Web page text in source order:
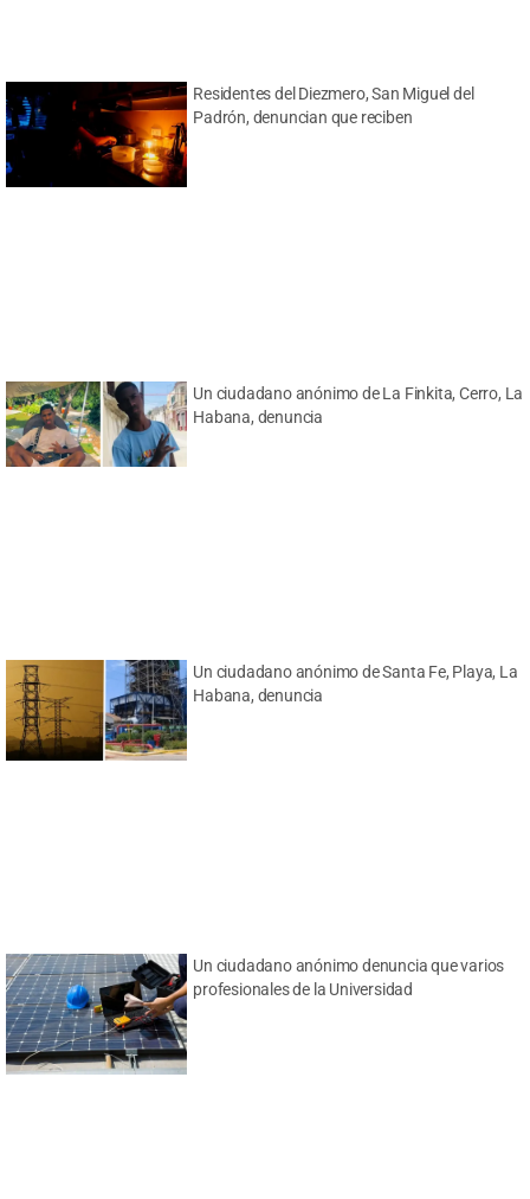
Residentes del Diezmero, San Miguel del
Padrón, denuncian que reciben
Un ciudadano anónimo de La Finkita, Cerro, La
Habana, denuncia
Un ciudadano anónimo de Santa Fe, Playa, La
Habana, denuncia
Un ciudadano anónimo denuncia que varios
profesionales de la Universidad